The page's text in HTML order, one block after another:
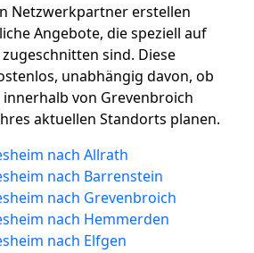
Netzwerkpartner erstellen
Angebote, die speziell auf
sind. Diese
unabhängig davon, ob
innerhalb von Grevenbroich
aktuellen Standorts planen.
nach Allrath
nach Barrenstein
nach Grevenbroich
nach Hemmerden
nach Elfgen